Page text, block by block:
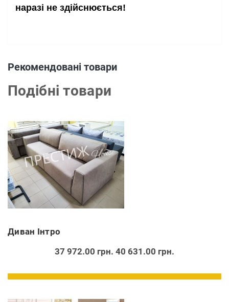
наразі не здійснюється!
Рекомендовані товари
Подібні товари
Диван Інтро
37 972.00 грн. 40 631.00 грн.